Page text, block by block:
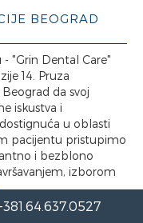
BEOGRAD
"Grin Dental Care"
14. Pruza
da svoj
iskustva i
u oblasti
pacijentu pristupimo
i bezblono
izborom